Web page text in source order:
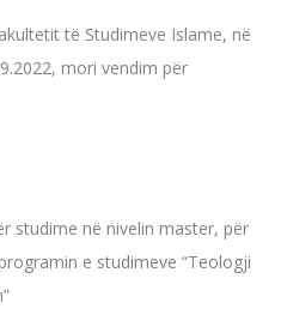
të Studimeve Islame, në
mori vendim për
studime në nivelin master, për
e studimeve “Teologji